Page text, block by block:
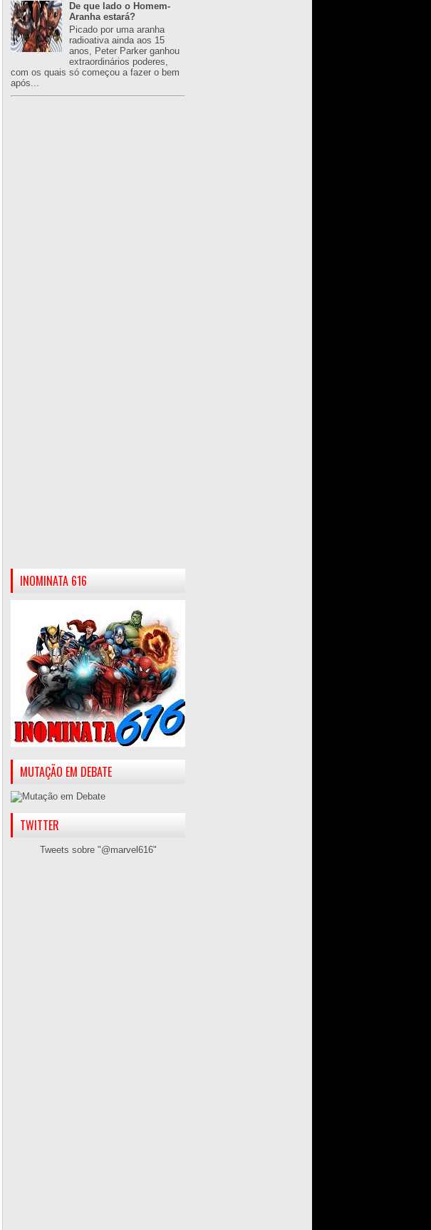
De que lado o Homem-
Aranha estará?
Picado por uma aranha
radioativa ainda aos 15
anos, Peter Parker ganhou
extraordinários poderes,
com os quais só começou a fazer o bem
após...
INOMINATA 616
MUTAÇÃO EM DEBATE
TWITTER
Tweets sobre "@marvel616"